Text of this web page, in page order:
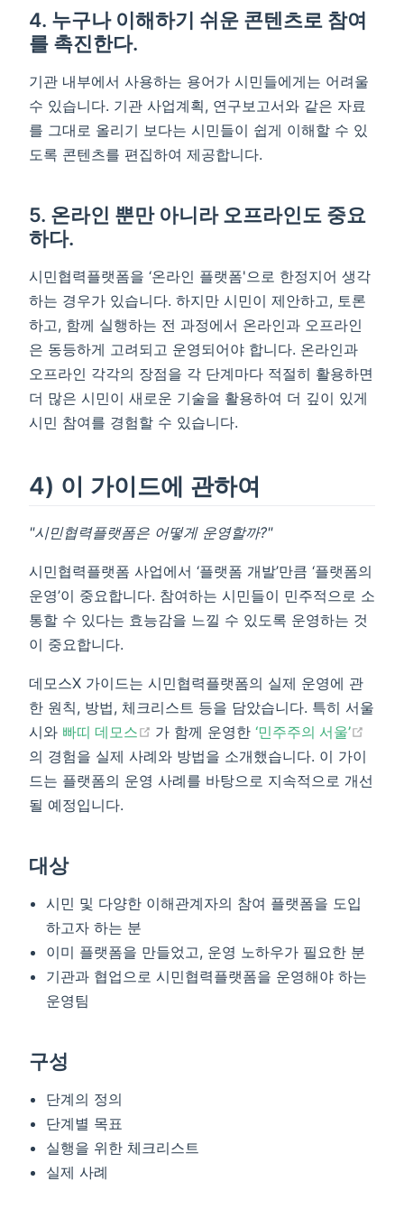
4. 누구나 이해하기 쉬운 콘텐츠로 참여
를 촉진한다.
기관 내부에서 사용하는 용어가 시민들에게는 어려울
수 있습니다. 기관 사업계획, 연구보고서와 같은 자료
를 그대로 올리기 보다는 시민들이 쉽게 이해할 수 있
도록 콘텐츠를 편집하여 제공합니다.
5. 온라인 뿐만 아니라 오프라인도 중요
하다.
시민협력플랫폼을 ‘온라인 플랫폼'으로 한정지어 생각
하는 경우가 있습니다. 하지만 시민이 제안하고, 토론
하고, 함께 실행하는 전 과정에서 온라인과 오프라인
은 동등하게 고려되고 운영되어야 합니다. 온라인과
오프라인 각각의 장점을 각 단계마다 적절히 활용하면
더 많은 시민이 새로운 기술을 활용하여 더 깊이 있게
시민 참여를 경험할 수 있습니다.
4) 이 가이드에 관하여
"시민협력플랫폼은 어떻게 운영할까?"
시민협력플랫폼 사업에서 ‘플랫폼 개발’만큼 ‘플랫폼의
운영’이 중요합니다. 참여하는 시민들이 민주적으로 소
통할 수 있다는 효능감을 느낄 수 있도록 운영하는 것
이 중요합니다.
데모스X 가이드는 시민협력플랫폼의 실제 운영에 관
한 원칙, 방법, 체크리스트 등을 담았습니다. 특히 서울
시와 빠띠 데모스 (opens new window)
가 함께 운영한 ‘민주주의 서울’
의 경험을 실제 사례와 방법을 소개했습니다. 이 가이
드는 플랫폼의 운영 사례를 바탕으로 지속적으로 개선
될 예정입니다.
대상
시민 및 다양한 이해관계자의 참여 플랫폼을 도입
하고자 하는 분
이미 플랫폼을 만들었고, 운영 노하우가 필요한 분
기관과 협업으로 시민협력플랫폼을 운영해야 하는
운영팀
구성
단계의 정의
단계별 목표
실행을 위한 체크리스트
실제 사례